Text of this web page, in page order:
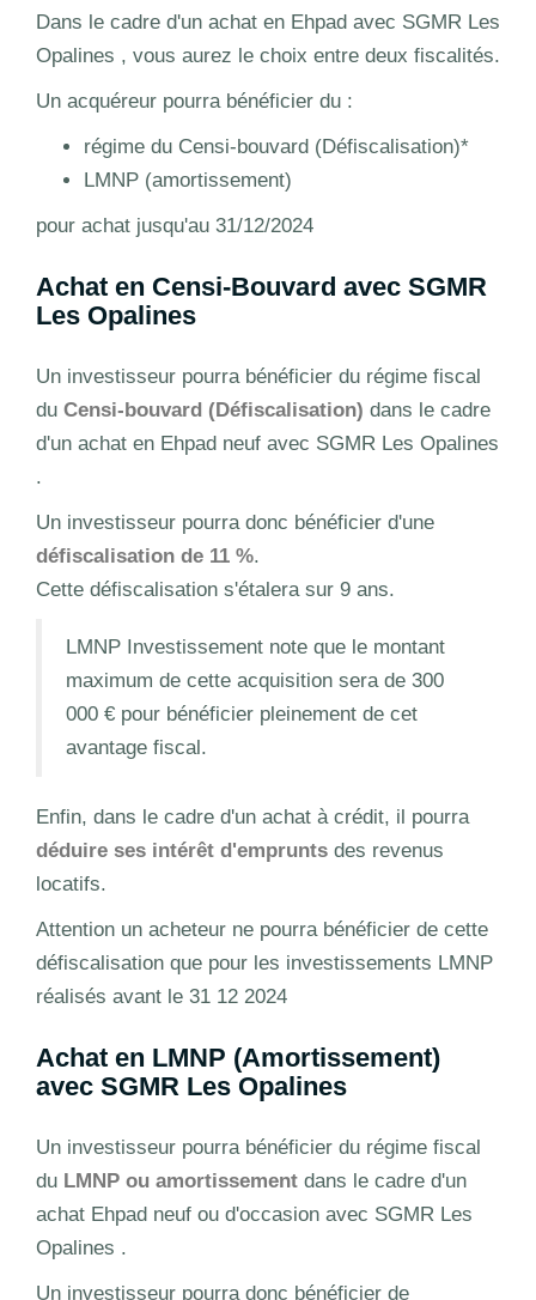
Dans le cadre d'un achat en Ehpad avec SGMR Les
Opalines , vous aurez le choix entre deux fiscalités.
Un acquéreur pourra bénéficier du :
régime du Censi-bouvard (Défiscalisation)*
LMNP (amortissement)
pour achat jusqu'au 31/12/2024
Achat en Censi-Bouvard avec SGMR
Les Opalines
Un investisseur pourra bénéficier du régime fiscal
du Censi-bouvard (Défiscalisation) dans le cadre
d'un achat en Ehpad neuf avec SGMR Les Opalines
.
Un investisseur pourra donc bénéficier d'une
défiscalisation de 11 %.
Cette défiscalisation s'étalera sur 9 ans.
LMNP Investissement note que le montant
maximum de cette acquisition sera de 300
000 € pour bénéficier pleinement de cet
avantage fiscal.
Enfin, dans le cadre d'un achat à crédit, il pourra
déduire ses intérêt d'emprunts des revenus
locatifs.
Attention un acheteur ne pourra bénéficier de cette
défiscalisation que pour les investissements LMNP
réalisés avant le 31 12 2024
Achat en LMNP (Amortissement)
avec SGMR Les Opalines
Un investisseur pourra bénéficier du régime fiscal
du LMNP ou amortissement dans le cadre d'un
achat Ehpad neuf ou d'occasion avec SGMR Les
Opalines .
Un investisseur pourra donc bénéficier de